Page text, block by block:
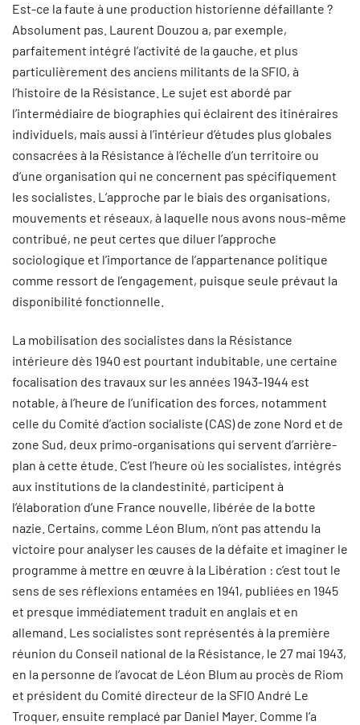
Est-ce la faute à une production historienne défaillante ?
Absolument pas. Laurent Douzou a, par exemple,
parfaitement intégré l’activité de la gauche, et plus
particulièrement des anciens militants de la SFIO, à
l’histoire de la Résistance. Le sujet est abordé par
l’intermédiaire de biographies qui éclairent des itinéraires
individuels, mais aussi à l’intérieur d’études plus globales
consacrées à la Résistance à l’échelle d’un territoire ou
d’une organisation qui ne concernent pas spécifiquement
les socialistes. L’approche par le biais des organisations,
mouvements et réseaux, à laquelle nous avons nous-même
contribué, ne peut certes que diluer l’approche
sociologique et l’importance de l’appartenance politique
comme ressort de l’engagement, puisque seule prévaut la
disponibilité fonctionnelle.
La mobilisation des socialistes dans la Résistance
intérieure dès 1940 est pourtant indubitable, une certaine
focalisation des travaux sur les années 1943-1944 est
notable, à l’heure de l’unification des forces, notamment
celle du Comité d’action socialiste (CAS) de zone Nord et de
zone Sud, deux primo-organisations qui servent d’arrière-
plan à cette étude. C’est l’heure où les socialistes, intégrés
aux institutions de la clandestinité, participent à
l’élaboration d’une France nouvelle, libérée de la botte
nazie. Certains, comme Léon Blum, n’ont pas attendu la
victoire pour analyser les causes de la défaite et imaginer le
programme à mettre en œuvre à la Libération : c’est tout le
sens de ses réflexions entamées en 1941, publiées en 1945
et presque immédiatement traduit en anglais et en
allemand. Les socialistes sont représentés à la première
réunion du Conseil national de la Résistance, le 27 mai 1943,
en la personne de l’avocat de Léon Blum au procès de Riom
et président du Comité directeur de la SFIO André Le
Troquer, ensuite remplacé par Daniel Mayer. Comme l’a